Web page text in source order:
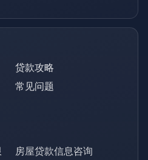
贷款攻略
常见问题
房屋贷款信息咨询